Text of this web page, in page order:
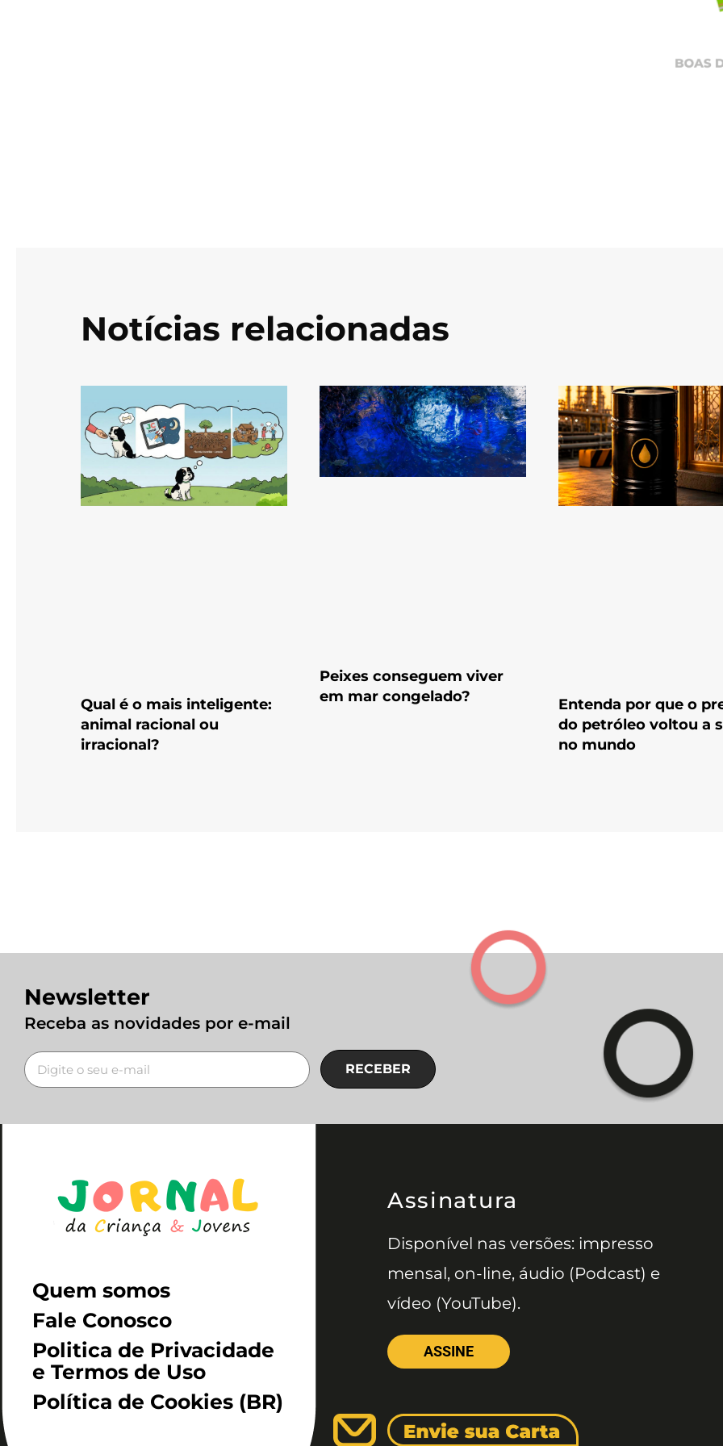
Notícias relacionadas
Qual é o mais inteligente:
animal racional ou
irracional?
Peixes conseguem viver
em mar congelado?
Entenda por que o
do petróleo voltou a
no mundo
Newsletter
Receba as novidades por e-mail
RECEBER
Quem somos
Fale Conosco
Politica de Privacidade
e Termos de Uso
Política de Cookies (BR)
Assinatura
Disponível nas versões: impresso
mensal, on-line, áudio (Podcast) e
vídeo (YouTube).
ASSINE